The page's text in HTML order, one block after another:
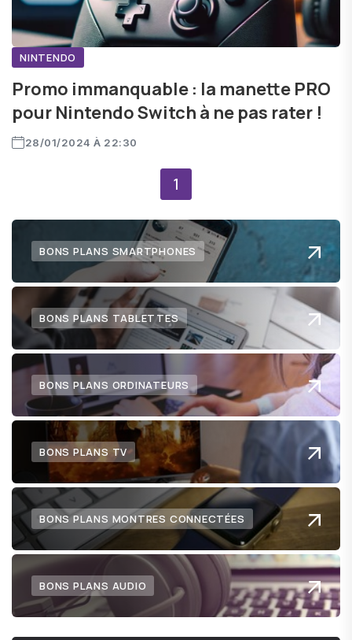
NINTENDO
Promo immanquable : la manette PRO
pour Nintendo Switch à ne pas rater !
28/01/2024 À 22:30
1
BONS PLANS SMARTPHONES
BONS PLANS TABLETTES
BONS PLANS ORDINATEURS
BONS PLANS TV
BONS PLANS MONTRES CONNECTÉES
BONS PLANS AUDIO